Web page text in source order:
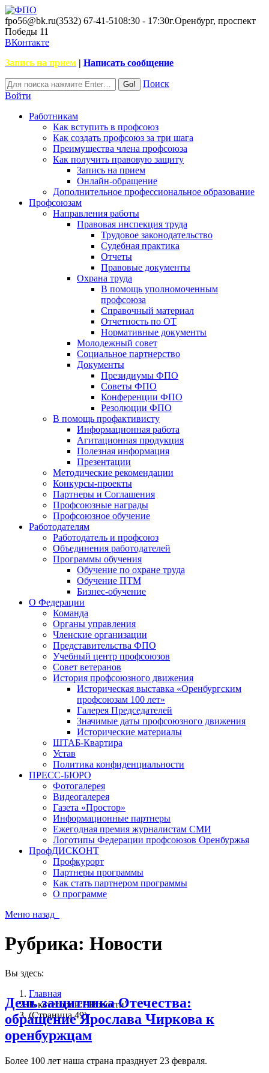
fpo56@bk.ru(3532) 67-41-5108:30 - 17:30г.Оренбург, проспект
Победы 11
ВКонтакте
Запись на прием | Написать сообщение
Поиск
Войти
Работникам
Как вступить в профсоюз
Как создать профсоюз за три шага
Преимущества члена профсоюза
Как получить правовую защиту
Запись на прием
Онлайн-обращение
Дополнительное профессиональное образование
Профсоюзам
Направления работы
Правовая инспекция труда
Трудовое законодательство
Судебная практика
Отчеты
Правовые документы
Охрана труда
В помощь уполномоченным
профсоюза
Справочный материал
Отчетность по ОТ
Нормативные документы
Молодежный совет
Социальное партнерство
Документы
Президиумы ФПО
Советы ФПО
Конференции ФПО
Резолюции ФПО
В помощь профактивисту
Информационная работа
Агитационная продукция
Полезная информация
Презентации
Методические рекомендации
Конкурсы-проекты
Партнеры и Соглашения
Профсоюзные награды
Профсоюзное обучение
Работодателям
Работодатель и профсоюз
Объединения работодателей
Программы обучения
Обучение по охране труда
Обучение ПТМ
Бизнес-обучение
О Федерации
Команда
Органы управления
Членские организации
Представительства ФПО
Учебный центр профсоюзов
Совет ветеранов
История профсоюзного движения
Историческая выставка «Оренбургским
профсоюзам 100 лет»
Галерея Председателей
Значимые даты профсоюзного движения
Исторические материалы
ШТАБ-Квартира
Устав
Политика конфиденциальности
ПРЕСС-БЮРО
Фотогалерея
Видеогалерея
Газета «Простор»
Информационные партнеры
Ежегодная премия журналистам СМИ
Логотипы Федерации профсоюзов Оренбуржья
ПрофДИСКОНТ
Профкурорт
Партнеры программы
Как стать партнером программы
О программе
Меню назад
Рубрика: Новости
Вы здесь:
Главная
В категории: "Новости"
(Страница 49)
День защитника Отечества:
обращение Ярослава Чиркова к
оренбуржцам
Более 100 лет наша страна празднует 23 февраля.